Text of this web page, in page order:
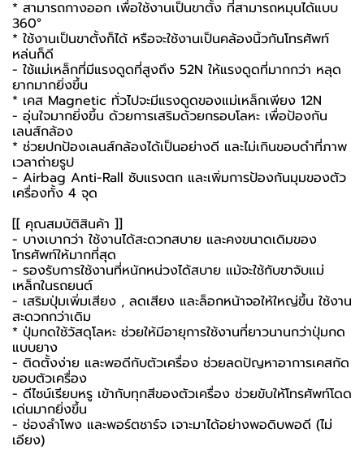
* สามารถกางออก เพื่อใช้งานเป็นขาตั้ง ที่สามารถหมุนได้แบบ
360°
* ใช้งานเป็นขาตั้งก็ได้ หรือจะใช้งานเป็นคล้องนิ้วกันโทรศัพท์
หล่นก็ดี
- ใช้แม่เหล็กที่มีแรงดูดที่สูงถึง 52N ให้แรงดูดที่มากกว่า หลุด
ยากมากยิ่งขึ้น
* เคส Magnetic ทั่วไปจะมีแรงดูดของแม่เหล็กเพียง 12N
- อุ่นใจมากยิ่งขึ้น ด้วยการเสริมด้วยกรอบโลหะ เพื่อป้องกัน
เลนส์กล้อง
* ช่วยปกป้องเลนส์กล้องได้เป็นอย่างดี และไม่เกินขอบดำที่ภาพ
เวลาถ่ายรูป
- Airbag Anti-Rall ซับแรงตก และเพิ่มการป้องกันมุมของตัว
เครื่องทั้ง 4 จุด
[[ คุณสมบัติสินค้า ]]
- บางเบากว่า ใช้งานได้สะดวกสบาย และคงขนาดเดิมของ
โทรศัพท์ให้มากที่สุด
- รองรับการใช้งานที่หนักหน่วงได้สบาย แม้จะใช้กับขาจับแม่
เหล็กในรถยนต์
- เสริมปุ่มเพิ่มเสียง , ลดเสียง และล็อกหน้าจอให้ใหญ่ขึ้น ใช้งาน
สะดวกกว่าเดิม
* ปุ่มกดใช้วัสดุโลหะ ช่วยให้มีอายุการใช้งานที่ยาวนานกว่าปุ่มกด
แบบยาง
- ติดตั้งง่าย และพอดีกับตัวเครื่อง ช่วยลดปัญหาอาการเคสกัด
ขอบตัวเครื่อง
- ดีไซน์เรียบหรู เข้ากับทุกสีของตัวเครื่อง ช่วยขับให้โทรศัพท์โดด
เด่นมากยิ่งขึ้น
- ช่องลำโพง และพอร์ตชาร์จ เจาะมาได้อย่างพอดิบพอดี (ไม่
เอียง)